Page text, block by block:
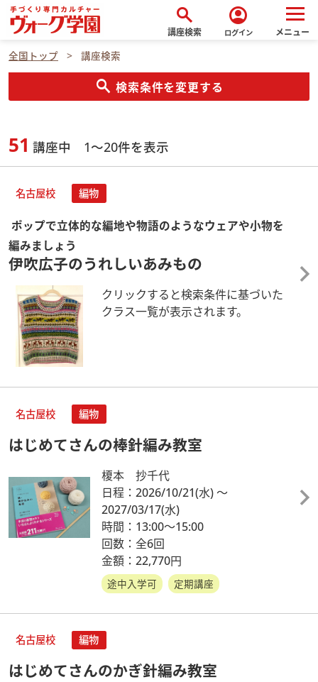
search
講座検索
account_circle
ログイン メニュー
全国トップ 講座検索
search 検索条件を変更する
51 講座中 1～20件を表示
名古屋校 編物
ポップで立体的な編地や物語のようなウェアや小物を
編みましょう
伊吹広子のうれしいあみもの
クリックすると検索条件に基づいた
クラス一覧が表示されます。
名古屋校 編物
はじめてさんの棒針編み教室
榎本 抄千代
日程：2026/10/21(水)～
2027/03/17(水)
時間：13:00～15:00
回数：全6回
金額：22,770円
途中入学可 定期講座
名古屋校 編物
はじめてさんのかぎ針編み教室